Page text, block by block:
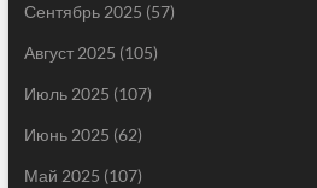
Сентябрь 2025 (57)
Август 2025 (105)
Июль 2025 (107)
Июнь 2025 (62)
Май 2025 (107)